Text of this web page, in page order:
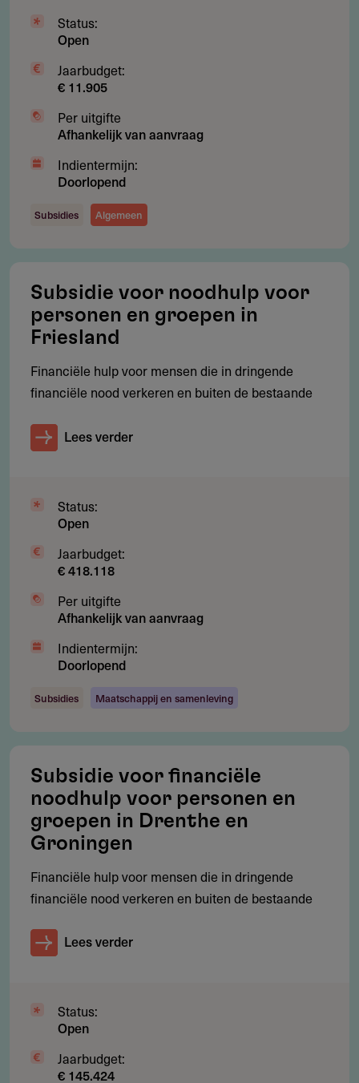
Gebruikersnotities
Deel je kennis/ervaring over deze regeling of
verstrekker met de Fondswervingonline community.
Betty Dekker Stichting
Aanvragen
Contact
Stichting Betty Dekker Fonds
Watersportkade 63
info@bettydekker.nl
Status:
Open
Jaarbudget:
€ 11.905
Per uitgifte
Afhankelijk van aanvraag
Indientermijn:
Doorlopend
Subsidies Algemeen
Subsidie voor noodhulp voor
personen en groepen in
Friesland
Financiële hulp voor mensen die in dringende
financiële nood verkeren en buiten de bestaande
Lees verder
Status:
Open
Jaarbudget:
€ 418.118
Per uitgifte
Afhankelijk van aanvraag
Indientermijn:
Doorlopend
Subsidies Maatschappij en samenleving
Subsidie voor financiële
noodhulp voor personen en
groepen in Drenthe en
Groningen
Financiële hulp voor mensen die in dringende
financiële nood verkeren en buiten de bestaande
Lees verder
Status:
Open
Jaarbudget:
€ 145.424